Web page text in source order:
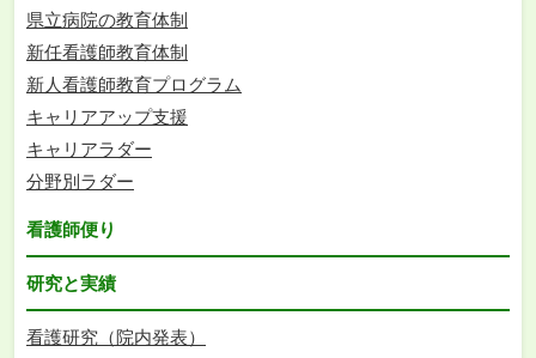
県立病院の教育体制
新任看護師教育体制
新人看護師教育プログラム
キャリアアップ支援
キャリアラダー
分野別ラダー
看護師便り
研究と実績
看護研究（院内発表）